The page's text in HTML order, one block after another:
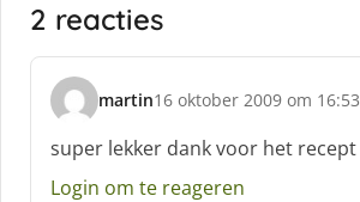
2 reacties
martin
s
h
r
16 oktober 2009 om 16:53
super lekker dank voor het recept
Login om te reageren